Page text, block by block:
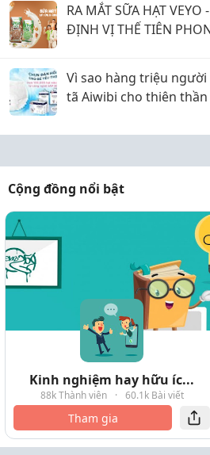
RA MẮT SỮA HẠT VEYO
ĐỊNH VỊ THẾ TIÊN PHONG TRÊN THỊ
Vì sao hàng triệu
tã Aiwibi cho thiên
Cộng đồng nổi bật
Kinh nghiệm hay hữu íc...
88k Thành viên · 60.1k Bài viết
Tham gia